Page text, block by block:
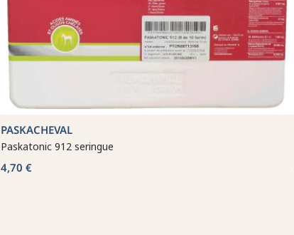
PASKACHEVAL
Paskatonic 912 seringue
4,70 €